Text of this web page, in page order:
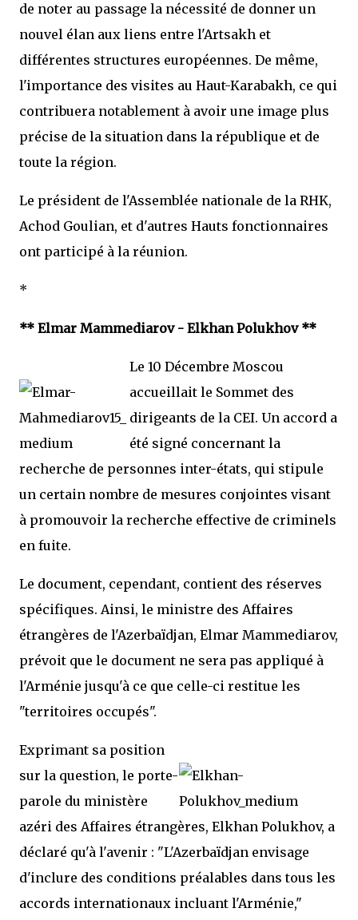
de noter au passage la nécessité de donner un
nouvel élan aux liens entre l'Artsakh et
différentes structures européennes. De même,
l'importance des visites au Haut-Karabakh, ce qui
contribuera notablement à avoir une image plus
précise de la situation dans la république et de
toute la région.
Le président de l'Assemblée nationale de la RHK,
Achod Goulian, et d'autres Hauts fonctionnaires
ont participé à la réunion.
*
** Elmar Mammediarov - Elkhan Polukhov **
Le 10 Décembre Moscou
accueillait le Sommet des
dirigeants de la CEI. Un accord a
été signé concernant la
recherche de personnes inter-états, qui stipule
un certain nombre de mesures conjointes visant
à promouvoir la recherche effective de criminels
en fuite.
Le document, cependant, contient des réserves
spécifiques. Ainsi, le ministre des Affaires
étrangères de l'Azerbaïdjan, Elmar Mammediarov,
prévoit que le document ne sera pas appliqué à
l'Arménie jusqu'à ce que celle-ci restitue les
"territoires occupés".
Exprimant sa position
sur la question, le porte-
parole du ministère
azéri des Affaires étrangères, Elkhan Polukhov, a
déclaré qu'à l'avenir : "L'Azerbaïdjan envisage
d'inclure des conditions préalables dans tous les
accords internationaux incluant l'Arménie,"